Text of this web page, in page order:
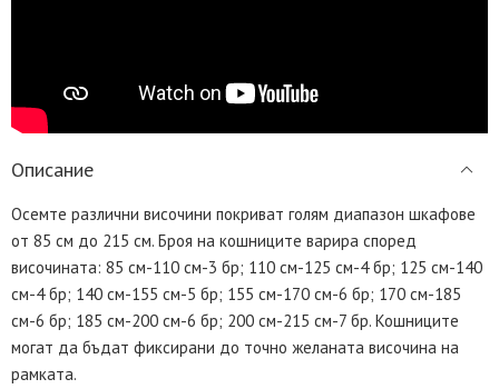
Описание
Осемте различни височини покриват голям диапазон шкафове
от 85 см до 215 см. Броя на кошниците варира според
височината: 85 см-110 см-3 бр; 110 см-125 см-4 бр; 125 см-140
см-4 бр; 140 см-155 см-5 бр; 155 см-170 см-6 бр; 170 см-185
см-6 бр; 185 см-200 см-6 бр; 200 см-215 см-7 бр. Кошниците
могат да бъдат фиксирани до точно желаната височина на
рамката.